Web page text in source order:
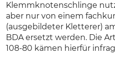
Klemmknotenschlinge
aber nur von einem
(ausgebildeter Kletterer)
BDA ersetzt werden. Die
108-80 kämen hierfür